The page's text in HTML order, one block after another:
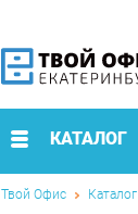
КАТАЛОГ
Твой Офис Каталог